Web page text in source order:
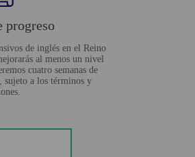
progreso
de inglés en el Reino
al menos un nivel
cuatro semanas de
a los términos y